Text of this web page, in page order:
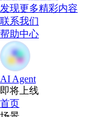
发现更多精彩内容
联系我们
帮助中心
AI Agent
即将上线
首页